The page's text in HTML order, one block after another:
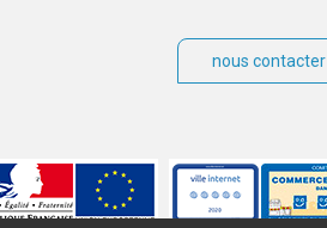
nous contacter